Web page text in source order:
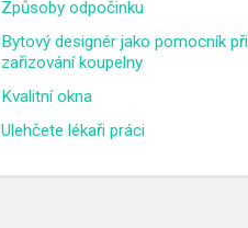
Způsoby odpočinku
Bytový designér jako pomocník při
zařizování koupelny
Kvalitní okna
Ulehčete lékaři práci